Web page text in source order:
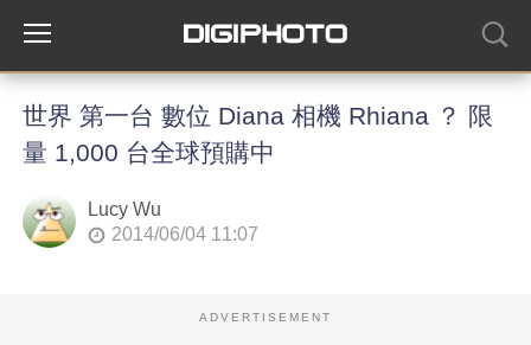
世界 第一台 數位 Diana 相機 Rhiana ？ 限
量 1,000 台全球預購中
Lucy Wu
2014/06/04 11:07
ADVERTISEMENT